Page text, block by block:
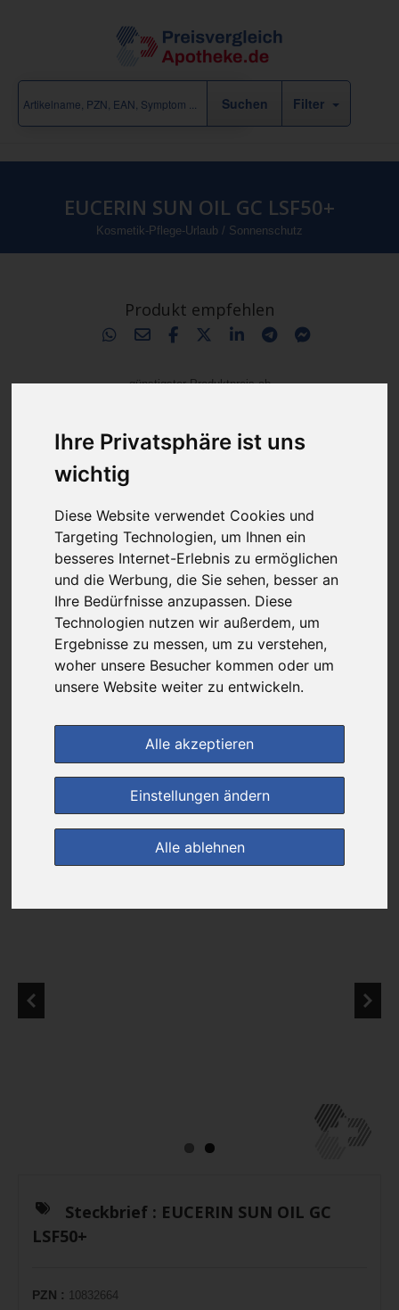
Ihre Privatsphäre ist uns
wichtig
Diese Website verwendet Cookies und
Targeting Technologien, um Ihnen ein
besseres Internet-Erlebnis zu ermöglichen
und die Werbung, die Sie sehen, besser an
Ihre Bedürfnisse anzupassen. Diese
Technologien nutzen wir außerdem, um
Ergebnisse zu messen, um zu verstehen,
woher unsere Besucher kommen oder um
unsere Website weiter zu entwickeln.
Alle akzeptieren
Einstellungen ändern
Alle ablehnen
Filter
EUCERIN SUN OIL GC LSF50+
Kosmetik-Pflege-Urlaub / Sonnenschutz
Produkt empfehlen
günstigster Produktpreis ab
15,79 €
+ 4,95 € Versandkosten
& inkl. MwSt.
Ersparnis: 41% oder 11,00 €
Preis pro 1 ML / 0,32 €
Daten vom 09.08.2026 18:10 Uhr
(0) Jetzt bewerten!
im Shop bestellen
zur Einkaufsliste
Steckbrief : EUCERIN SUN OIL GC
LSF50+
PZN : 10832664